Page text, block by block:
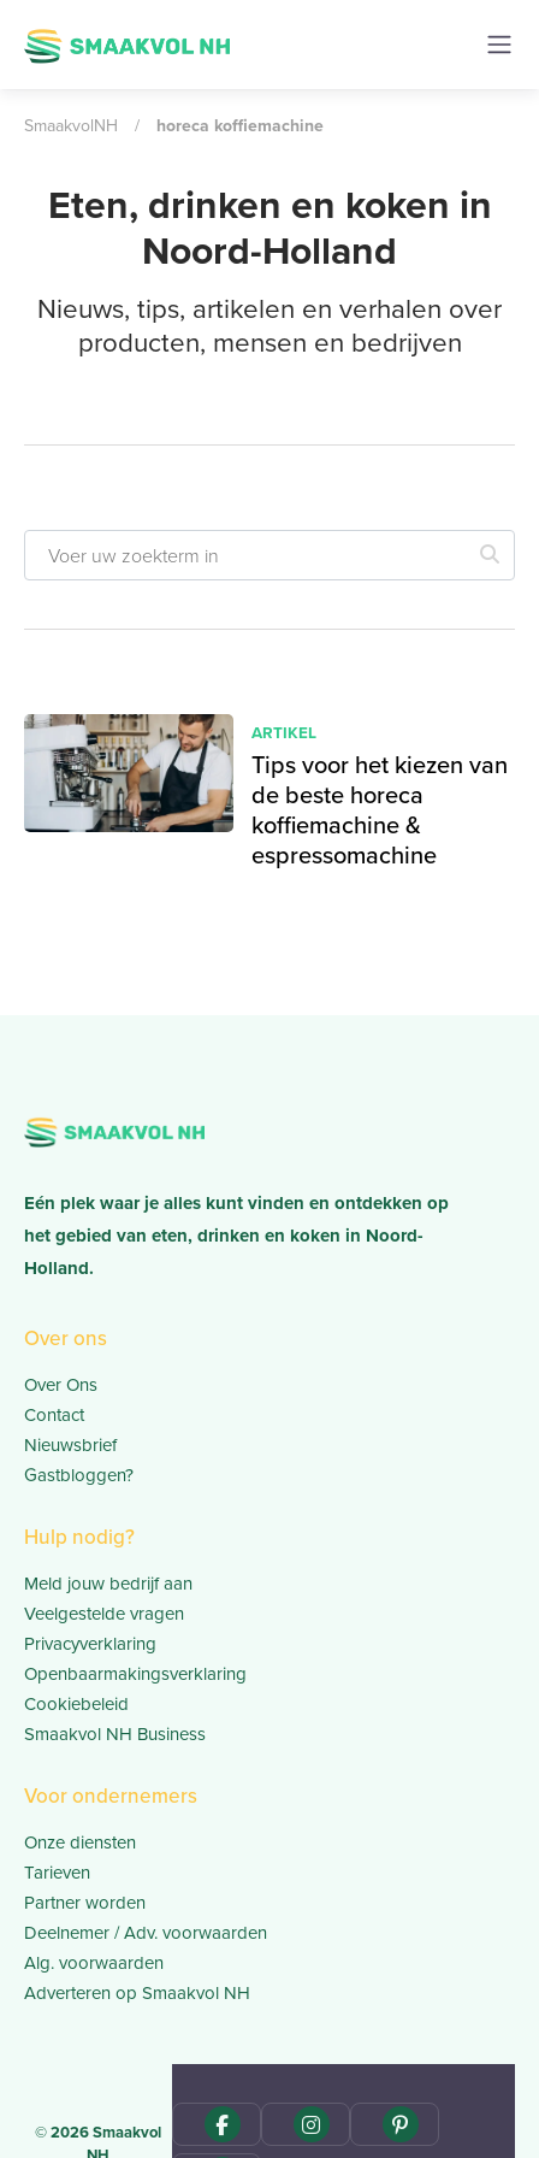
SmaakvolNH / horeca koffiemachine
Eten, drinken en koken in
Noord-Holland
Nieuws, tips, artikelen en verhalen over
producten, mensen en bedrijven
ARTIKEL
Tips voor het kiezen van
de beste horeca
koffiemachine &
espressomachine
Eén plek waar je alles kunt vinden en ontdekken op
het gebied van eten, drinken en koken in Noord-
Holland.
Over ons
Over Ons
Contact
Nieuwsbrief
Gastbloggen?
Hulp nodig?
Meld jouw bedrijf aan
Veelgestelde vragen
Privacyverklaring
Openbaarmakingsverklaring
Cookiebeleid
Smaakvol NH Business
Voor ondernemers
Onze diensten
Tarieven
Partner worden
Deelnemer / Adv. voorwaarden
Alg. voorwaarden
Adverteren op Smaakvol NH
© 2026 Smaakvol